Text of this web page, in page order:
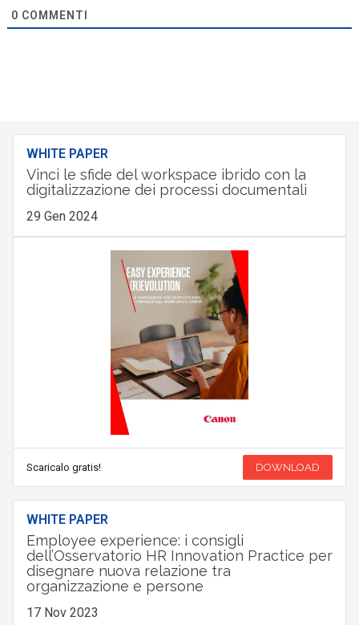
0 COMMENTI
WHITE PAPER
Vinci le sfide del workspace ibrido con la
digitalizzazione dei processi documentali
29 Gen 2024
Scaricalo gratis! DOWNLOAD
WHITE PAPER
Employee experience: i consigli
dell’Osservatorio HR Innovation Practice per
disegnare nuova relazione tra
organizzazione e persone
17 Nov 2023